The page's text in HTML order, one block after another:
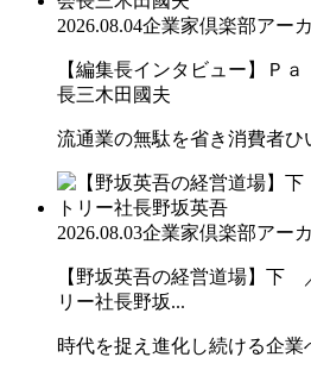
2026.08.04企業家倶楽部アー
【編集長インタビュー】Ｐ
長三木田國夫
流通業の無駄を省き消費者
2026.08.03企業家倶楽部アー
【野坂英吾の経営道場】下
リー社長野坂...
時代を捉え進化し続ける企業